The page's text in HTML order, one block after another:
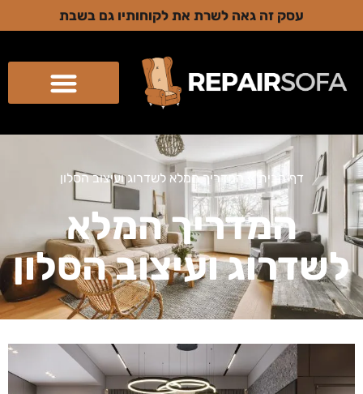
עסק זה גאה לשרת את לקוחותיו גם בשבת
דף הבית » המדריך המלא לשדרוג ועיצוב הסלון
המדריך המלא
לשדרוג ועיצוב הסלון